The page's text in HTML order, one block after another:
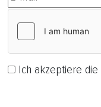
Ich akzeptiere die